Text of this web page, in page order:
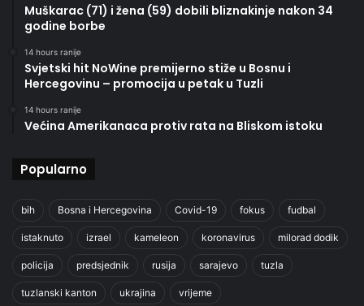
Muškarac (71) i žena (59) dobili bliznakinje nakon 34
godine borbe
14 hours ranije
Svjetski hit NoWine premijerno stiže u Bosnu i
Hercegovinu – promocija u petak u Tuzli
14 hours ranije
Većina Amerikanaca protiv rata na Bliskom istoku
Popularno
bih Bosna i Hercegovina Covid-19 fokus fudbal
istaknuto izrael kameleon koronavirus milorad dodik
policija predsjednik rusija sarajevo tuzla
tuzlanski kanton ukrajina vrijeme